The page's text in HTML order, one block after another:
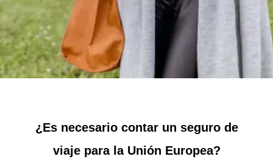
¿Es necesario contar un seguro de
viaje para la Unión Europea?